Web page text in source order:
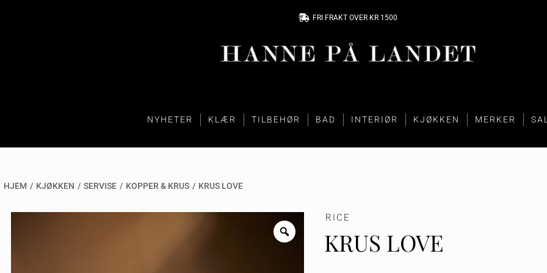
FRI FRAKT OVER KR 1500
NYHETER KLÆR TILBEHØR BAD INTERIØR KJØKKEN MERKER
HJEM / KJØKKEN / SERVISE / KOPPER & KRUS / KRUS LOVE
RICE
KRUS LOVE